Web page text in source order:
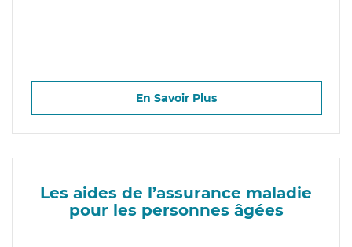
En Savoir Plus
Les aides de l’assurance maladie
pour les personnes âgées